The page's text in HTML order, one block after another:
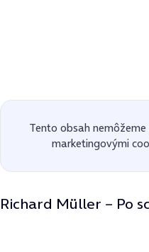
Tento obsah
marketingovými
Richard Müller – Po